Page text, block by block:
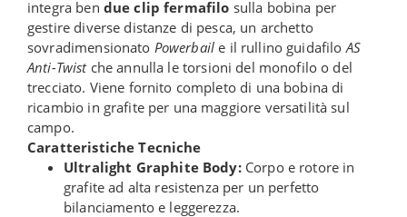
integra ben due clip fermafilo sulla bobina per
gestire diverse distanze di pesca, un archetto
sovradimensionato Powerbail e il rullino guidafiloAS
Anti-Twistche annulla le torsioni del monofilo o del
trecciato. Viene fornito completo di una bobina di
ricambio in grafite per una maggiore versatilità sul
campo.
Caratteristiche Tecniche
Ultralight Graphite Body:Corpo e rotore in
grafite ad alta resistenza per un perfetto
bilanciamento e leggerezza.